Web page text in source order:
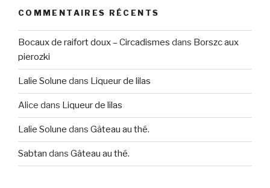
COMMENTAIRES RÉCENTS
Bocaux de raifort doux – Circadismes dans Borszc aux
pierozki
Lalie Solune dans Liqueur de lilas
Alice dans Liqueur de lilas
Lalie Solune dans Gâteau au thé.
Sabtan dans Gâteau au thé.